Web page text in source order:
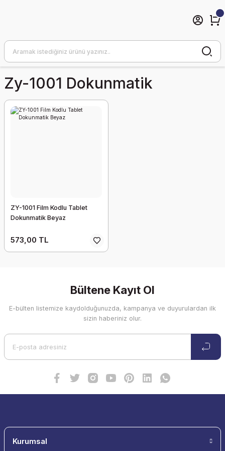
Zy-1001 Dokunmatik
ZY-1001 Film Kodlu Tablet
Dokunmatik Beyaz
573,00 TL
Bültene Kayıt Ol
E-bülten listemize kaydolduğunuzda, kampanya ve duyurulardan ilk
sizin haberiniz olur.
Kurumsal